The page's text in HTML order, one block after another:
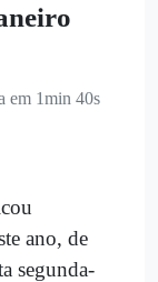
em 1min 40s
ano, de
segunda-